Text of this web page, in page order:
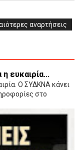
αναρτήσεις
ευκαιρία...
Ο ΣΥΔΚΝΑ κάνει
στο